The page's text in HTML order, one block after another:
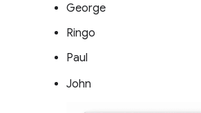
George
Ringo
Paul
John